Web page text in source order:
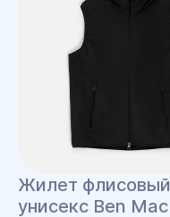
Жилет флисовый
унисекс Ben Mac